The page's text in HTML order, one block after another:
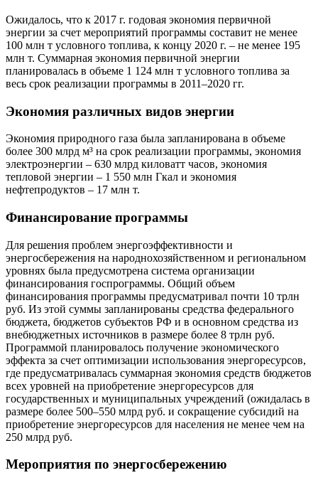
Ожидалось, что к 2017 г. годовая экономия первичной
энергии за счет мероприятий программы составит не менее
100 млн т условного топлива, к концу 2020 г. – не менее 195
млн т. Суммарная экономия первичной энергии
планировалась в объеме 1 124 млн т условного топлива за
весь срок реализации программы в 2011–2020 гг.
Экономия различных видов энергии
Экономия природного газа была запланирована в объеме
более 300 млрд м³ на срок реализации программы, экономия
электроэнергии – 630 млрд киловатт часов, экономия
тепловой энергии – 1 550 млн Гкал и экономия
нефтепродуктов – 17 млн т.
Финансирование программы
Для решения проблем энергоэффективности и
энергосбережения на народнохозяйственном и региональном
уровнях была предусмотрена система организации
финансирования госпрограммы. Общий объем
финансирования программы предусматривал почти 10 трлн
руб. Из этой суммы запланированы средства федерального
бюджета, бюджетов субъектов РФ и в основном средства из
внебюджетных источников в размере более 8 трлн руб.
Программой планировалось получение экономического
эффекта за счет оптимизации использования энергоресурсов,
где предусматривалась суммарная экономия средств бюджетов
всех уровней на приобретение энергоресурсов для
государственных и муниципальных учреждений (ожидалась в
размере более 500–550 млрд руб. и сокращение субсидий на
приобретение энергоресурсов для населения не менее чем на
250 млрд руб.
Мероприятия по энергосбережению